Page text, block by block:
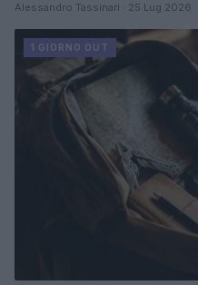
Alessandro Tassinari · 25 Lug 2026
1 GIORNO OUT